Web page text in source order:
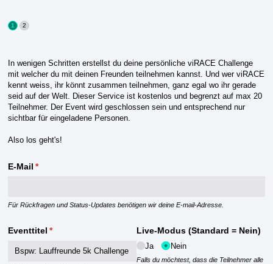
In wenigen Schritten erstellst du deine persönliche viRACE Challenge
mit welcher du mit deinen Freunden teilnehmen kannst. Und wer viRACE
kennt weiss, ihr könnt zusammen teilnehmen, ganz egal wo ihr gerade
seid auf der Welt. Dieser Service ist kostenlos und begrenzt auf max 20
Teilnehmer. Der Event wird geschlossen sein und entsprechend nur
sichtbar für eingeladene Personen.
Also los geht's!
E-Mail *
(erforderlich)
Für Rückfragen und Status-Updates benötigen wir deine E-mail-Adresse.
Eventtitel *
(erforderlich) Live-Modus (Standard = Nein)
Ja Nein
Falls du möchtest, dass die Teilnehmer alle